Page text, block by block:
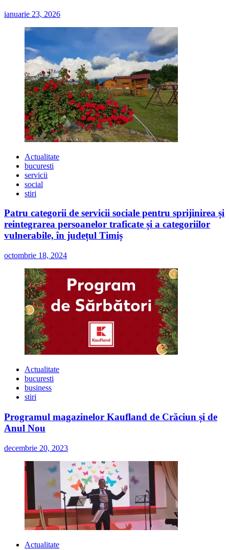
ianuarie 23, 2026
Actualitate
bucuresti
servicii
social
stiri
Patru categorii de servicii sociale pentru sprijinirea și
reintegrarea persoanelor traficate și a categoriilor
vulnerabile, în județul Timiș
octombrie 18, 2024
Actualitate
bucuresti
business
stiri
Programul magazinelor Kaufland de Crăciun și de
Anul Nou
decembrie 20, 2023
Actualitate